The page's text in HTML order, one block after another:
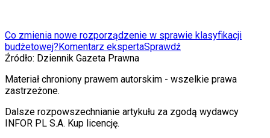
Co zmienia nowe rozporządzenie w sprawie klasyfikacji
budżetowej?Komentarz ekspertaSprawdź
Źródło: Dziennik Gazeta Prawna
Materiał chroniony prawem autorskim - wszelkie prawa
zastrzeżone.
Dalsze rozpowszechnianie artykułu za zgodą wydawcy
INFOR PL S.A. Kup licencję.